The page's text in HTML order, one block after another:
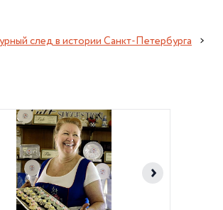
след в истории Санкт-Петербурга